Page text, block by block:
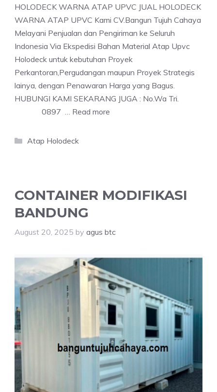
HOLODECK WARNA ATAP UPVC JUAL HOLODECK
WARNA ATAP UPVC Kami CV.Bangun Tujuh Cahaya
Melayani Penjualan dan Pengiriman ke Seluruh
Indonesia Via Ekspedisi Bahan Material Atap Upvc
Holodeck untuk kebutuhan Proyek
Perkantoran,Pergudangan maupun Proyek Strategis
lainya, dengan Penawaran Harga yang Bagus.
HUBUNGI KAMI SEKARANG JUGA : No.Wa Tri.
0897 … Read more
Categories
Atap Holodeck
CONTAINER MODIFIKASI
BANDUNG
August 20, 2025 by agus btc